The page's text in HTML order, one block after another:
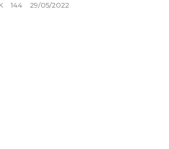
144 29/05/2022